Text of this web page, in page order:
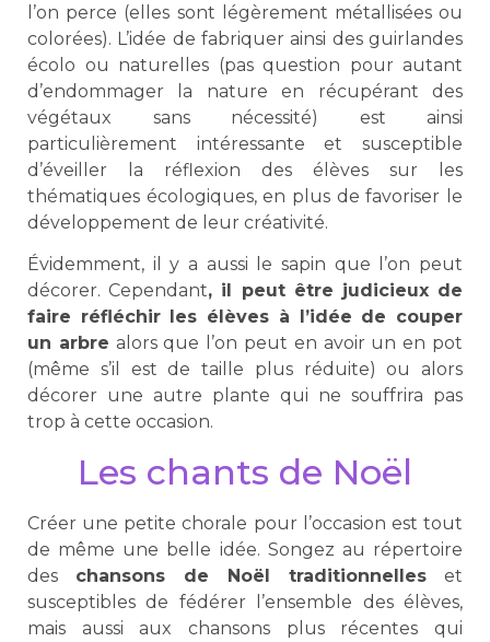
l’on perce (elles sont légèrement métallisées ou
colorées). L’idée de fabriquer ainsi des guirlandes
écolo ou naturelles (pas question pour autant
d’endommager la nature en récupérant des
végétaux sans nécessité) est ainsi
particulièrement intéressante et susceptible
d’éveiller la réflexion des élèves sur les
thématiques écologiques, en plus de favoriser le
développement de leur créativité.
Évidemment, il y a aussi le sapin que l’on peut
décorer. Cependant, il peut être judicieux de
faire réfléchir les élèves à l’idée de couper
un arbre alors que l’on peut en avoir un en pot
(même s’il est de taille plus réduite) ou alors
décorer une autre plante qui ne souffrira pas
trop à cette occasion.
Les chants de Noël
Créer une petite chorale pour l’occasion est tout
de même une belle idée. Songez au répertoire
des chansons de Noël traditionnelles et
susceptibles de fédérer l’ensemble des élèves,
mais aussi aux chansons plus récentes qui